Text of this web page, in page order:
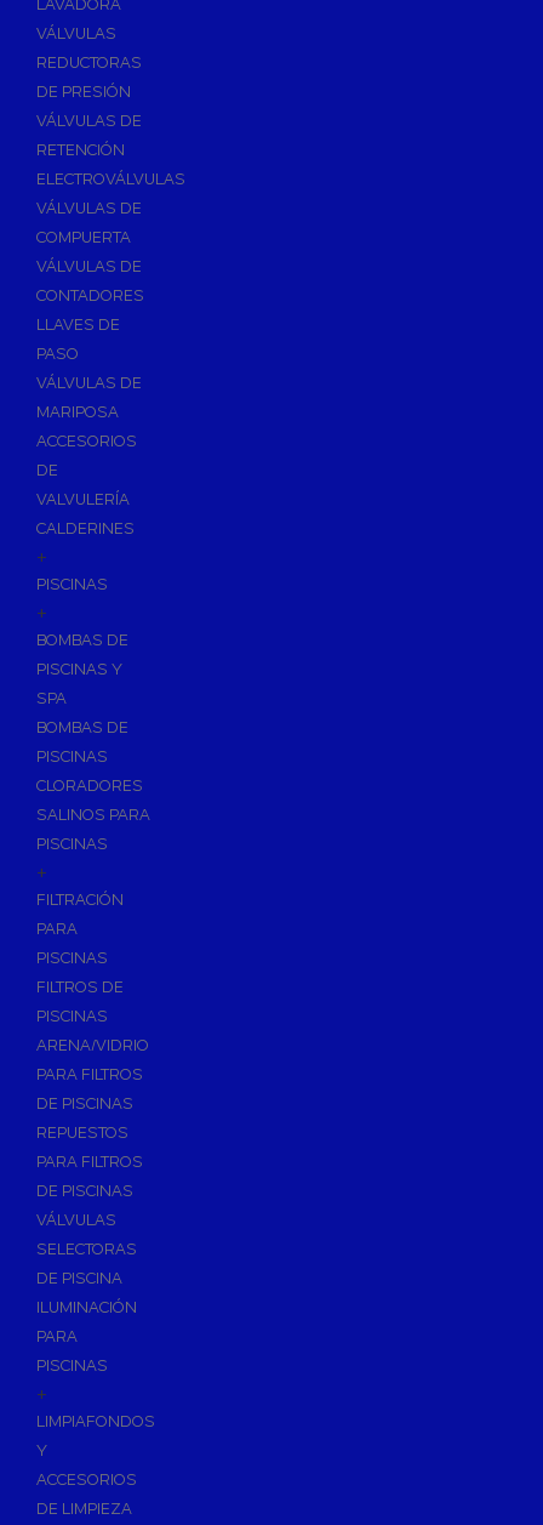
LAVADORA
VÁLVULAS
REDUCTORAS
DE PRESIÓN
VÁLVULAS DE
RETENCIÓN
ELECTROVÁLVULAS
VÁLVULAS DE
COMPUERTA
VÁLVULAS DE
CONTADORES
LLAVES DE
PASO
VÁLVULAS DE
MARIPOSA
ACCESORIOS
DE
VALVULERÍA
CALDERINES
+
PISCINAS
+
BOMBAS DE
PISCINAS Y
SPA
BOMBAS DE
PISCINAS
CLORADORES
SALINOS PARA
PISCINAS
+
FILTRACIÓN
PARA
PISCINAS
FILTROS DE
PISCINAS
ARENA/VIDRIO
PARA FILTROS
DE PISCINAS
REPUESTOS
PARA FILTROS
DE PISCINAS
VÁLVULAS
SELECTORAS
DE PISCINA
ILUMINACIÓN
PARA
PISCINAS
+
LIMPIAFONDOS
Y
ACCESORIOS
DE LIMPIEZA